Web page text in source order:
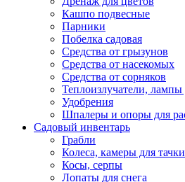
Кашпо подвесные
Парники
Побелка садовая
Средства от грызунов
Средства от насекомых
Средства от сорняков
Теплоизлучатели, лампы
Удобрения
Шпалеры и опоры для
Садовый инвентарь
Грабли
Колеса, камеры для тачки
Косы, серпы
Лопаты для снега